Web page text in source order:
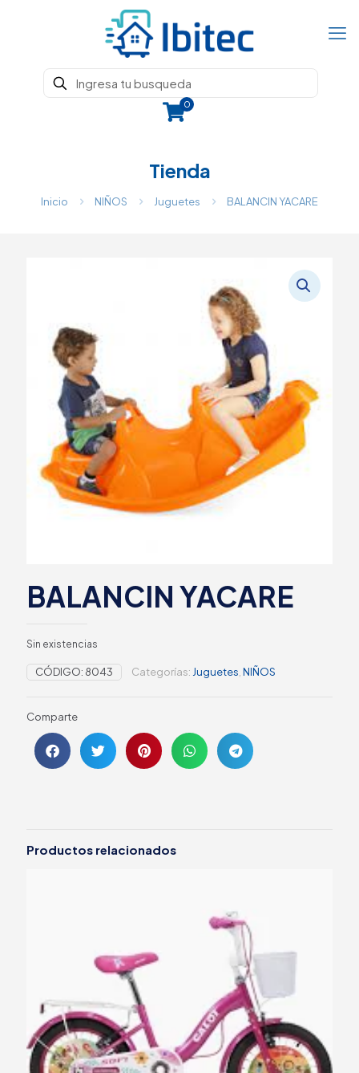
0
Tienda
Inicio NIÑOS Juguetes BALANCIN YACARE
BALANCIN YACARE
Sin existencias
CÓDIGO: 8043 Categorías: Juguetes NIÑOS
Comparte
Productos relacionados